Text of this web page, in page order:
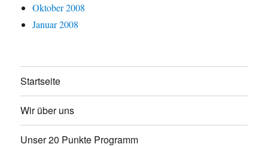
Oktober 2008
Januar 2008
Startseite
Wir über uns
Unser 20 Punkte Programm